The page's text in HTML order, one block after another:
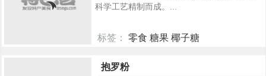
科学工艺精制而成。...
标签： 零食 糖果 椰子糖
抱罗粉